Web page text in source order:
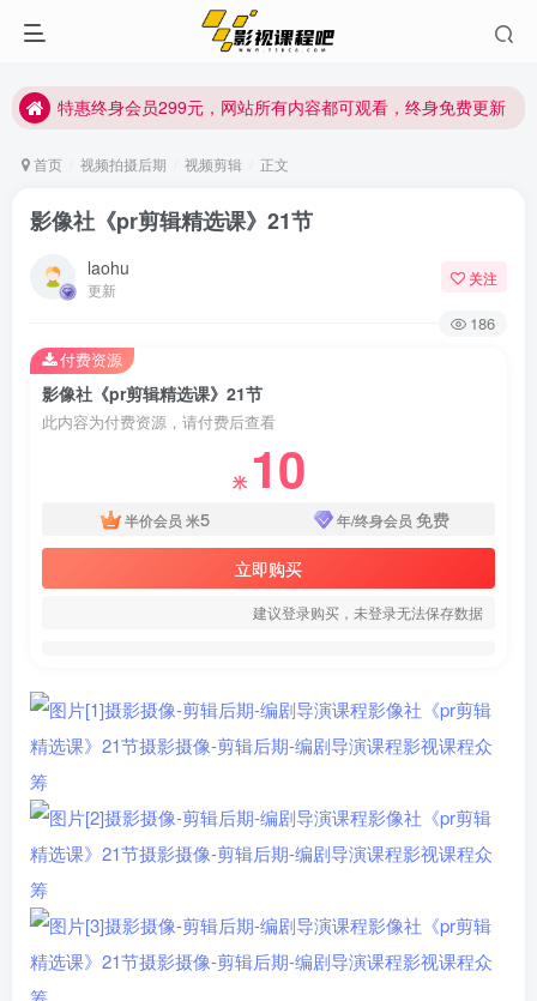
特惠终身会员299元，网站所有内容都可观看，终身免费更新
特惠终身会员299元，网站所有内容都可观看，终身免费更新
首页 视频拍摄后期 视频剪辑 正文
影像社《pr剪辑精选课》21节
laohu
更新
关注
186
影像社《pr剪辑精选课》21节
此内容为付费资源，请付费后查看
米 10
半价会员 米5 年/终身会员 免费
立即购买
建议登录购买，未登录无法保存数据
付费资源